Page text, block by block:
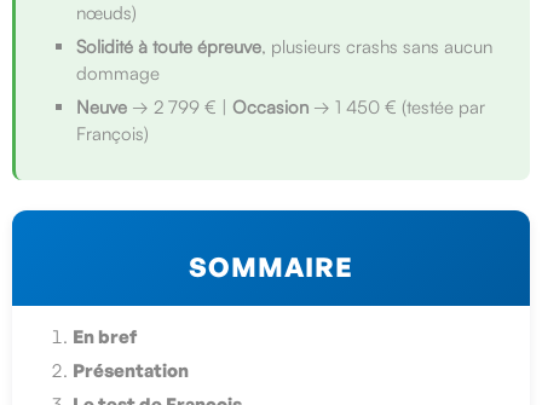
nœuds)
Solidité à toute épreuve, plusieurs crashs sans aucun
dommage
Neuve → 2 799 € | Occasion → 1 450 € (testée par
François)
SOMMAIRE
En bref
Présentation